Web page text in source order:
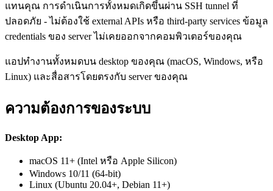
แทนคุณ การดำเนินการทั้งหมดเกิดขึ้นผ่าน SSH tunnel ที่
ปลอดภัย - ไม่ต้องใช้ external APIs หรือ third-party services ข้อมูล
credentials ของ server ไม่เคยออกจากคอมพิวเตอร์ของคุณ
แอปทำงานทั้งหมดบน desktop ของคุณ (macOS, Windows, หรือ
Linux) และสื่อสารโดยตรงกับ server ของคุณ
ความต้องการของระบบ
Desktop App:
macOS 11+ (Intel หรือ Apple Silicon)
Windows 10/11 (64-bit)
Linux (Ubuntu 20.04+, Debian 11+)